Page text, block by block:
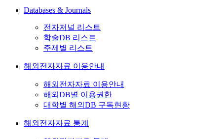
Databases & Journals
전자저널 리스트
학술DB 리스트
주제별 리스트
해외전자자료 이용안내
해외전자자료 이용안내
해외DB별 이용권한
대학별 해외DB 구독현황
해외전자자료 통계